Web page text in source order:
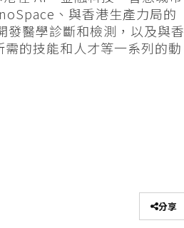
、與香港生產力局的
醫學診斷和檢測，以及與香
的技能和人才等一系列的動
分享